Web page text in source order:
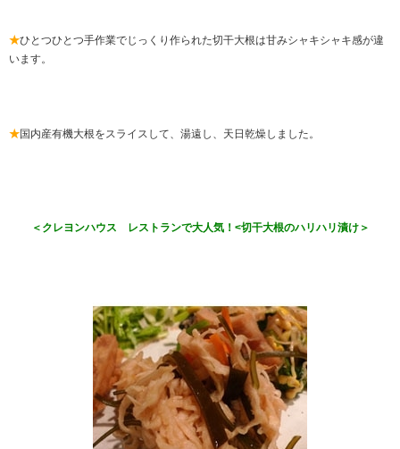
★ひとつひとつ手作業でじっくり作られた切干大根は甘みシャキシャキ感が違
います。
★国内産有機大根をスライスして、湯遠し、天日乾燥しました。
＜クレヨンハウス レストランで大人気！<切干大根のハリハリ漬け＞